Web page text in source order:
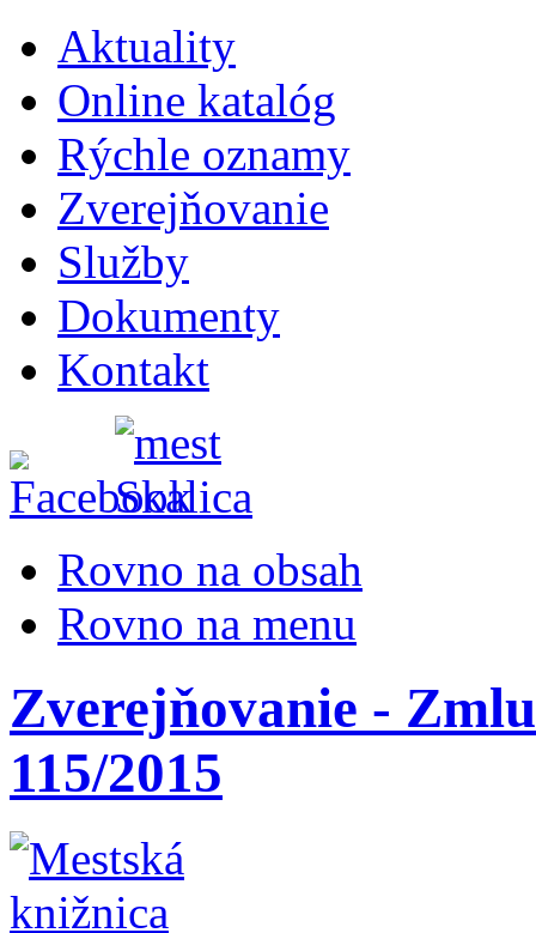
Aktuality
Online katalóg
Rýchle oznamy
Zverejňovanie
Služby
Dokumenty
Kontakt
Rovno na obsah
Rovno na menu
Zverejňovanie -
115/2015